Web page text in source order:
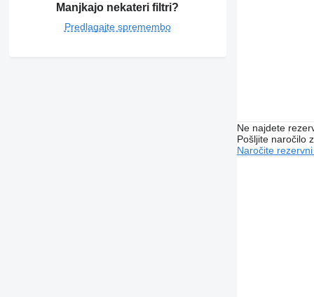
Manjkajo nekateri filtri?
Predlagajte spremembo
Ne najdete
Pošljite naročilo
Naročite